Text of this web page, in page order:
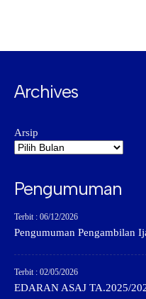
Archives
Arsip
Pengumuman
Terbit : 06/12/2026
Pengumuman Pengambilan
Terbit : 02/05/2026
EDARAN ASAJ TA.2025/